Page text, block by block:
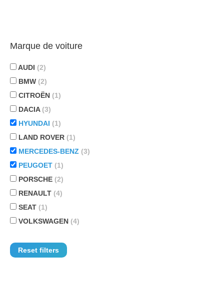
Marque de voiture
AUDI (2)
BMW (2)
CITROËN (1)
DACIA (3)
HYUNDAI (1)
LAND ROVER (1)
MERCEDES-BENZ (3)
PEUGOET (1)
PORSCHE (2)
RENAULT (4)
SEAT (1)
VOLKSWAGEN (4)
Reset filters